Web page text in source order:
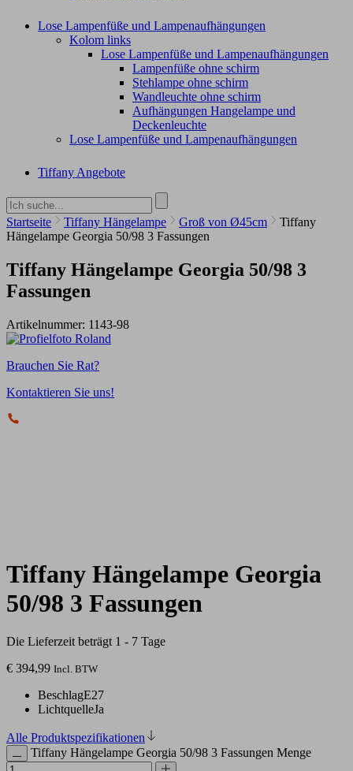
Lose Lampenfüße und Lampenaufhängungen
Kolom links
Lose Lampenfüße und Lampenaufhängungen
Lampenfüße ohne schirm
Stehlampe ohne schirm
Wandleuchte ohne schirm
Aufhängungen Hangelampe und
Deckenleuchte
Lose Lampenfüße und Lampenaufhängungen
Tiffany Angebote
Startseite Tiffany Hängelampe Groß von Ø45cm
Tiffany
Hängelampe Georgia 50/98 3 Fassungen
Tiffany Hängelampe Georgia 50/98 3
Fassungen
Artikelnummer: 1143-98
Brauchen Sie Rat?
Kontaktieren Sie uns!
Tiffany Hängelampe Georgia
50/98 3 Fassungen
Die Lieferzeit beträgt 1 - 7 Tage
€ 394,99 Incl. BTW
BeschlagE27
LichtquelleJa
Alle Produktspezifikationen
Tiffany Hängelampe Georgia 50/98 3 Fassungen Menge